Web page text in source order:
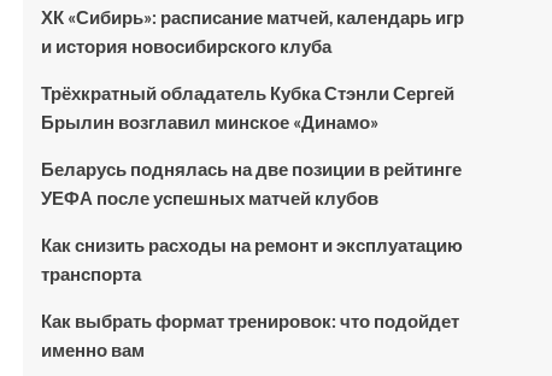
ХК «Сибирь»: расписание матчей, календарь игр
и история новосибирского клуба
Трёхкратный обладатель Кубка Стэнли Сергей
Брылин возглавил минское «Динамо»
Беларусь поднялась на две позиции в рейтинге
УЕФА после успешных матчей клубов
Как снизить расходы на ремонт и эксплуатацию
транспорта
Как выбрать формат тренировок: что подойдет
именно вам